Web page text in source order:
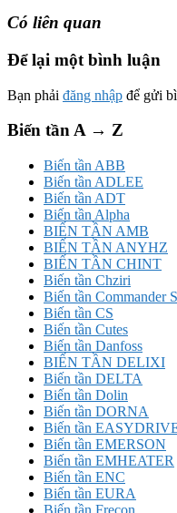
Có liên quan
Để lại một bình luận
Bạn phải đăng nhập để gửi
Biến tần A → Z
Biến tần ABB
Biến tần ADLEE
Biến tần ADT
Biến tần Alpha
BIẾN TẦN AMB
BIẾN TẦN ANYHZ
BIẾN TẦN CHINT
Biến tần Chziri
Biến tần Commander
Biến tần CS
Biến tần Cutes
Biến tần Danfoss
BIẾN TẦN DELIXI
Biến tần DELTA
Biến tần Dolin
Biến tần DORNA
Biến tần
Biến tần EMERSON
Biến tần EMHEATER
Biến tần ENC
Biến tần EURA
Biến tần Frecon